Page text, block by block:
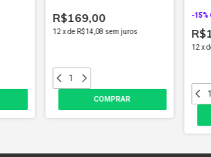
Desvantagens (2025)
R$169,00
12 xde R$14,08 sem juros
-15%
12x